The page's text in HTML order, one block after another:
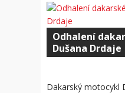
Odhalení
Dušana Drdaje
Dakarský motocykl